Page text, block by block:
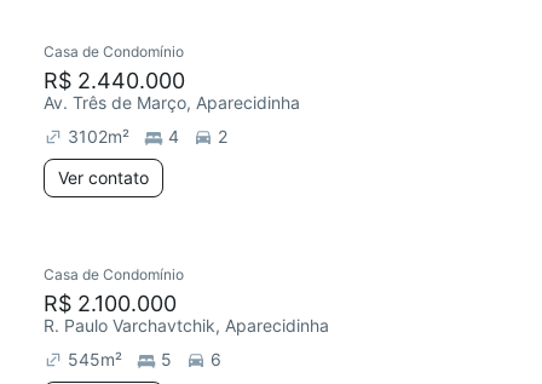
Redecorar
Casa de Condomínio
R$ 2.440.000
Av. Três de Março, Aparecidinha
3102m² 4
2
Ver contato
Casa de Condomínio
R$ 2.100.000
R. Paulo Varchavtchik, Aparecidinha
545m² 5
6